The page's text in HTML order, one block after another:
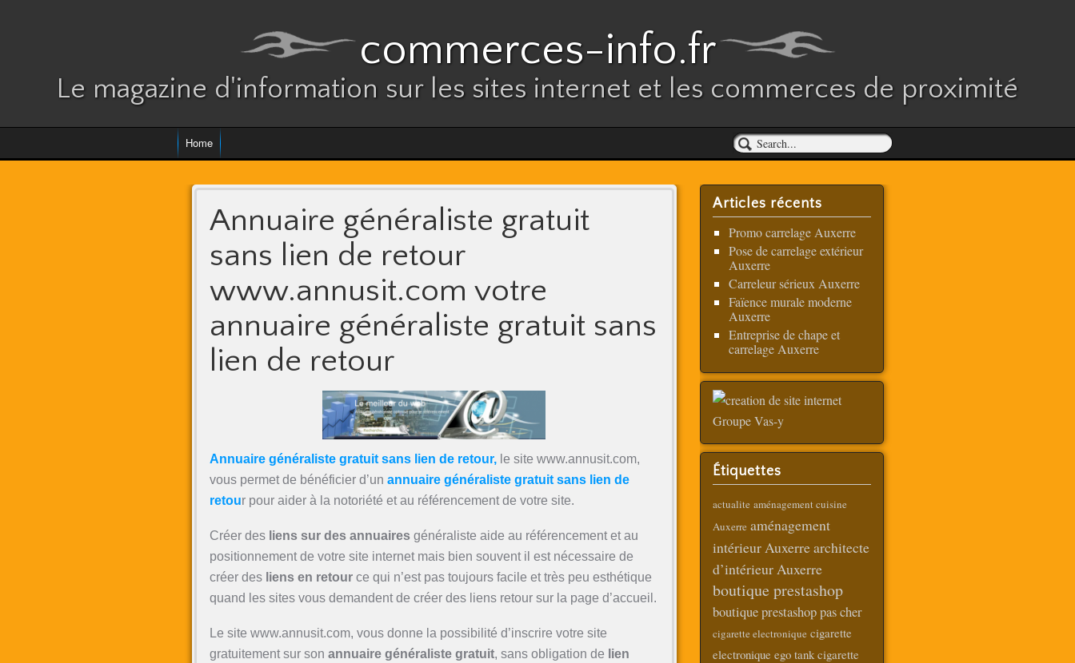
commerces-info.fr
Le magazine d'information sur les sites internet et les commerces de proximité
Home
Annuaire généraliste gratuit
sans lien de retour
www.annusit.com votre
annuaire généraliste gratuit sans
lien de retour
Annuaire généraliste gratuit sans lien de retour,le site www.annusit.com,
vous permet de bénéficier d’un annuaire généraliste gratuit sans lien de
retour pour aider à la notoriété et au référencement de votre site.
Créer des liens sur des annuairesgénéraliste aide au référencement et au
positionnement de votre site internet mais bien souvent il est nécessaire de
créer desliens en retource qui n’est pas toujours facile et très peu esthétique
quand les sites vous demandent de créer des liens retour sur la page d’accueil.
Le site www.annusit.com, vous donne la possibilité d’inscrire votre site
gratuitement sur son annuaire généraliste gratuit, sans obligation de lien
Articles récents
Promo carrelage Auxerre
Pose de carrelage extérieur
Auxerre
Carreleur sérieux Auxerre
Faïence murale moderne
Auxerre
Entreprise de chape et
carrelage Auxerre
Étiquettes
actualite aménagement cuisine
Auxerre aménagement
intérieur Auxerrearchitecte
d’intérieur Auxerre
boutique prestashop
boutique prestashop pas cher
cigarette electronique cigarette
electronique ego tank cigarette